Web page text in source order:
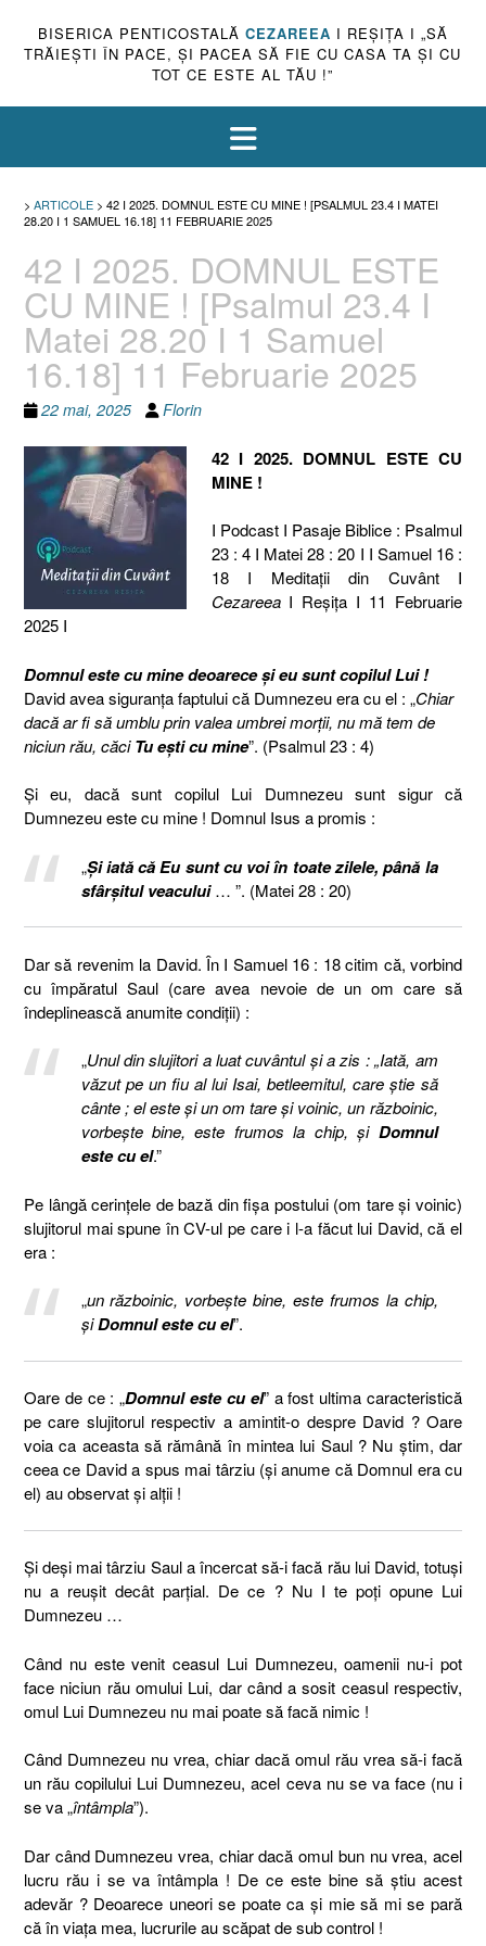
BISERICA PENTICOSTALĂ CEZAREEA I REŞIŢA I „SĂ
TRĂIEŞTI ÎN PACE, ŞI PACEA SĂ FIE CU CASA TA ŞI CU
TOT CE ESTE AL TĂU !”
> ARTICOLE > 42 I 2025. DOMNUL ESTE CU MINE ! [PSALMUL 23.4 I MATEI
28.20 I 1 SAMUEL 16.18] 11 FEBRUARIE 2025
42 I 2025. DOMNUL ESTE
CU MINE ! [Psalmul 23.4 I
Matei 28.20 I 1 Samuel
16.18] 11 Februarie 2025
22 mai, 2025 Florin
42 I 2025. DOMNUL ESTE CU
MINE !
I Podcast I Pasaje Biblice : Psalmul
23 : 4 I Matei 28 : 20 I I Samuel 16 :
18 I Meditaţii din Cuvânt I
CezareeaI Reşiţa I 11 Februarie
2025 I
Domnul este cu mine deoarece și eu sunt copilul Lui !
David avea siguranța faptului că Dumnezeu era cu el : „Chiar
dacă ar fi să umblu prin valea umbrei morţii, nu mă tem de
niciun rău, căciTu eşti cu mine”. (Psalmul 23 : 4)
Și eu, dacă sunt copilul Lui Dumnezeu sunt sigur că
Dumnezeu este cu mine ! Domnul Isus a promis :
„Şi iată că Eu sunt cu voi în toate zilele, până la
sfârşitul veacului … ”. (Matei 28 : 20)
Dar să revenim la David. În I Samuel 16 : 18 citim că, vorbind
cu împăratul Saul (care avea nevoie de un om care să
îndeplinească anumite condiții) :
„Unul din slujitori a luat cuvântul şi a zis : „Iată, am
văzut pe un fiu al lui Isai, betleemitul, care ştie să
cânte ; el este şi un om tare şi voinic, un războinic,
vorbeşte bine, este frumos la chip, şi Domnul
este cu el.”
Pe lângă cerințele de bază din fișa postului (om tare și voinic)
slujitorul mai spune în CV-ul pe care i l-a făcut lui David, că el
era :
„un războinic, vorbeşte bine, este frumos la chip,
şiDomnul este cu el”.
Oare de ce : „Domnul este cu el” a fost ultima caracteristică
pe care slujitorul respectiv a amintit-o despre David ? Oare
voia ca aceasta să rămână în mintea lui Saul ? Nu știm, dar
ceea ce David a spus mai târziu (și anume că Domnul era cu
el) au observat și alții !
Și deși mai târziu Saul a încercat să-i facă rău lui David, totuși
nu a reușit decât parțial. De ce ? Nu I te poți opune Lui
Dumnezeu …
Când nu este venit ceasul Lui Dumnezeu, oamenii nu-i pot
face niciun rău omului Lui, dar când a sosit ceasul respectiv,
omul Lui Dumnezeu nu mai poate să facă nimic !
Când Dumnezeu nu vrea, chiar dacă omul rău vrea să-i facă
un rău copilului Lui Dumnezeu, acel ceva nu se va face (nu i
se va „întâmpla”).
Dar când Dumnezeu vrea, chiar dacă omul bun nu vrea, acel
lucru rău i se va întâmpla ! De ce este bine să știu acest
adevăr ? Deoarece uneori se poate ca și mie să mi se pară
că în viața mea, lucrurile au scăpat de sub control !